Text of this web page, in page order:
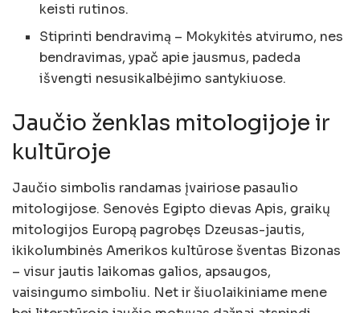
keisti rutinos.
Stiprinti bendravimą – Mokykitės atvirumo, nes
bendravimas, ypač apie jausmus, padeda
išvengti nesusikalbėjimo santykiuose.
Jaučio ženklas mitologijoje ir
kultūroje
Jaučio simbolis randamas įvairiose pasaulio
mitologijose. Senovės Egipto dievas Apis, graikų
mitologijos Europą pagrobęs Dzeusas-jautis,
ikikolumbinės Amerikos kultūrose šventas Bizonas
– visur jautis laikomas galios, apsaugos,
vaisingumo simboliu. Net ir šiuolaikiniame mene